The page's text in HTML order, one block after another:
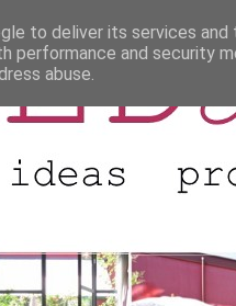
to deliver its services
performance and security
abuse.